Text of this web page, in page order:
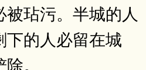
玷污。半城的人
下的人必留在城
。